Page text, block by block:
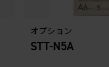
オプション
STT-N5A